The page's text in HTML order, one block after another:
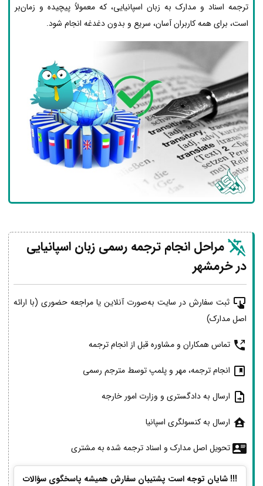
ترجمه اسناد و مدارک به زبان اسپانیایی، که معمولاً پیچیده و زمان‌بر
است، برای همه کاربران آسان، سریع و بدون دغدغه انجام شود.
مراحل انجام ترجمه رسمی زبان اسپانیایی
در خرمشهر
ثبت سفارش در سایت به‌صورت آنلاین یا مراجعه حضوری (با ارائه
اصل مدارک)
تماس همکاران و مشاوره قبل از انجام ترجمه
انجام ترجمه، مهر و پلمپ توسط مترجم رسمی
ارسال به دادگستری و وزارت امور خارجه
ارسال به کنسولگری اسپانیا
تحویل اصل مدارک و اسناد ترجمه شده به مشتری
!!! شایان توجه است پشتیبان سفارش همیشه پاسخگوی سؤالات